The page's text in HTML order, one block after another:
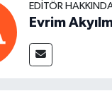
EDITÖR
Evrim